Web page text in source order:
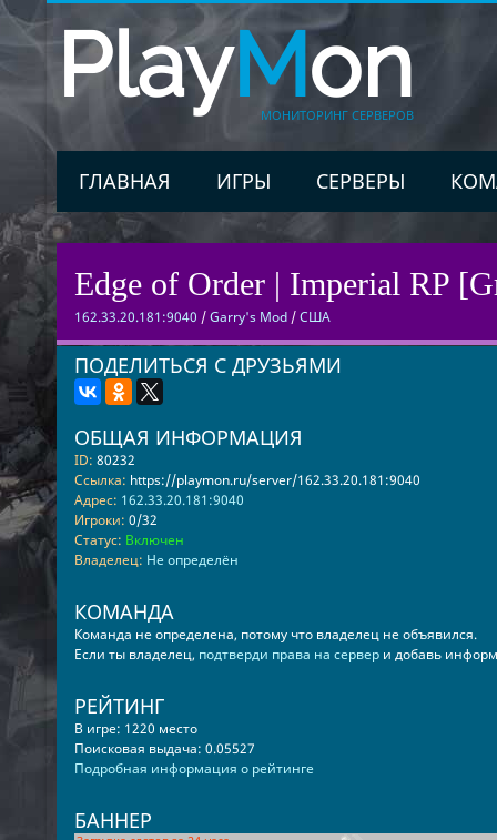
PlayMon
МОНИТОРИНГ СЕРВЕРОВ
ГЛАВНАЯ ИГРЫ СЕРВЕРЫ
Edge of Order | Imperial RP
162.33.20.181:9040 /Garry's Mod/США
ПОДЕЛИТЬСЯ С ДРУЗЬЯМИ
ОБЩАЯ ИНФОРМАЦИЯ
ID: 80232
Ссылка: https://playmon.ru/server/162.33.20.181:9040
Адрес: 162.33.20.181:9040
Игроки: 0/32
Статус: Включен
Владелец: Не определён
КОМАНДА
Команда не определена, потому что владелец не объявился.
Если ты владелец, подтверди права на сервери добавь
РЕЙТИНГ
В игре: 1220 место
Поисковая выдача: 0.05527
Подробная информация о рейтинге
БАННЕР